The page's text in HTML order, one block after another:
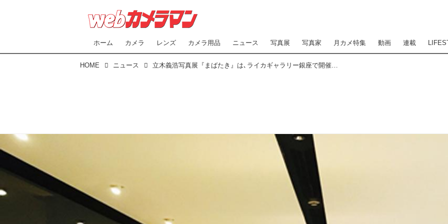
ホーム カメラ レンズ カメラ用品 ニュース 写真展 写真家 月カメ特集 動画 連載
HOME ニュース 立木義浩写真展『まばたき』は､ライカギャラリー銀座で開催中です｡24日からは同ギャラリー京都でも開催されます｡